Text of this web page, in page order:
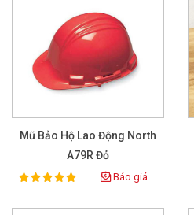
Mũ Bảo Hộ Lao Động North
A79R Đỏ
Rating:
100% Báo giá